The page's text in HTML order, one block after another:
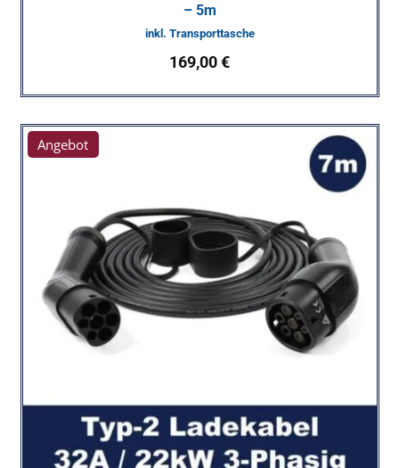
– 5m
inkl. Transporttasche
169,00€
Angebot